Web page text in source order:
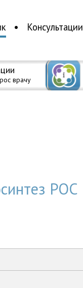
Консультации
врачу
РОС